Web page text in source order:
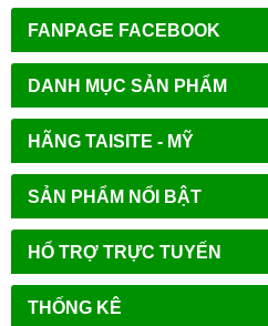
FANPAGE FACEBOOK
DANH MỤC SẢN PHẨM
HÃNG TAISITE - MỸ
SẢN PHẨM NỔI BẬT
HỔ TRỢ TRỰC TUYẾN
THỐNG KÊ